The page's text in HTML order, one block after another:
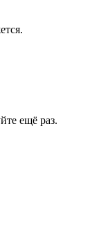
ещё раз.